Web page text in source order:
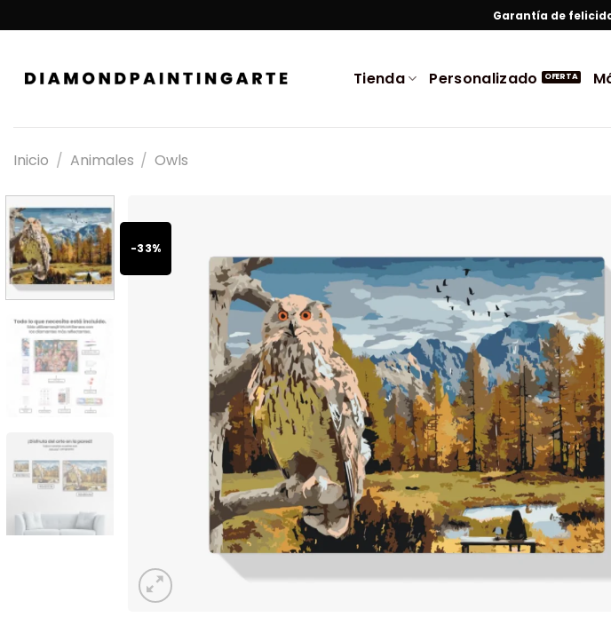
Garantía de
Tienda Personalizado
Inicio / Animales / Owls
-33%